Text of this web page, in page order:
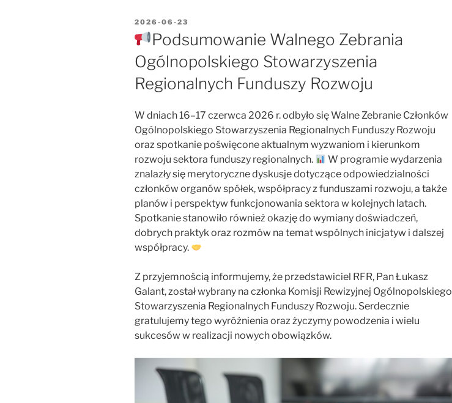
OPUBLIKOWANE
2026-06-23
Podsumowanie Walnego Zebrania
Ogólnopolskiego Stowarzyszenia
Regionalnych Funduszy Rozwoju
W dniach 16–17 czerwca 2026 r. odbyło się Walne Zebranie Członków
Ogólnopolskiego Stowarzyszenia Regionalnych Funduszy Rozwoju
oraz spotkanie poświęcone aktualnym wyzwaniom i kierunkom
rozwoju sektora funduszy regionalnych.
W programie wydarzenia
znalazły się merytoryczne dyskusje dotyczące odpowiedzialności
członków organów spółek, współpracy z funduszami rozwoju, a także
planów i perspektyw funkcjonowania sektora w kolejnych latach.
Spotkanie stanowiło również okazję do wymiany doświadczeń,
dobrych praktyk oraz rozmów na temat wspólnych inicjatyw i dalszej
współpracy.
Z przyjemnością informujemy, że przedstawiciel RFR, Pan Łukasz
Galant, został wybrany na członka Komisji Rewizyjnej Ogólnopolskiego
Stowarzyszenia Regionalnych Funduszy Rozwoju. Serdecznie
gratulujemy tego wyróżnienia oraz życzymy powodzenia i wielu
sukcesów w realizacji nowych obowiązków.